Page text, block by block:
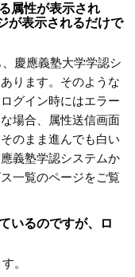
属性が表示され
が表示されるだけで
慶應義塾大学学認シ
ります。そのような
グイン時にはエラー
場合、属性送信画面
のまま進んでも白い
義塾学認システムか
一覧のページをご覧
いるのですが、ロ
。